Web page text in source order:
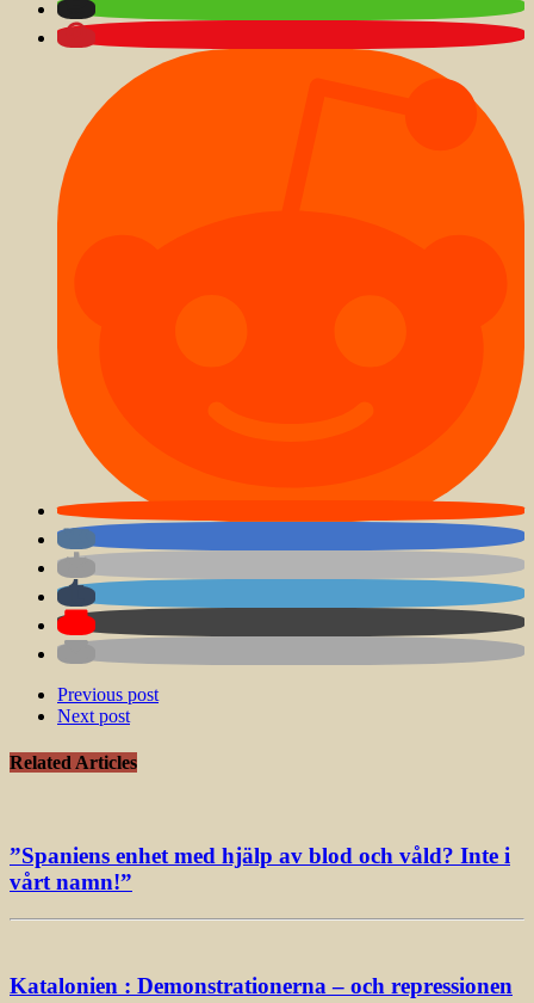
Previous post
Next post
Related Articles
”Spaniens enhet med hjälp av blod och våld? Inte i
vårt namn!”
Katalonien : Demonstrationerna – och repressionen